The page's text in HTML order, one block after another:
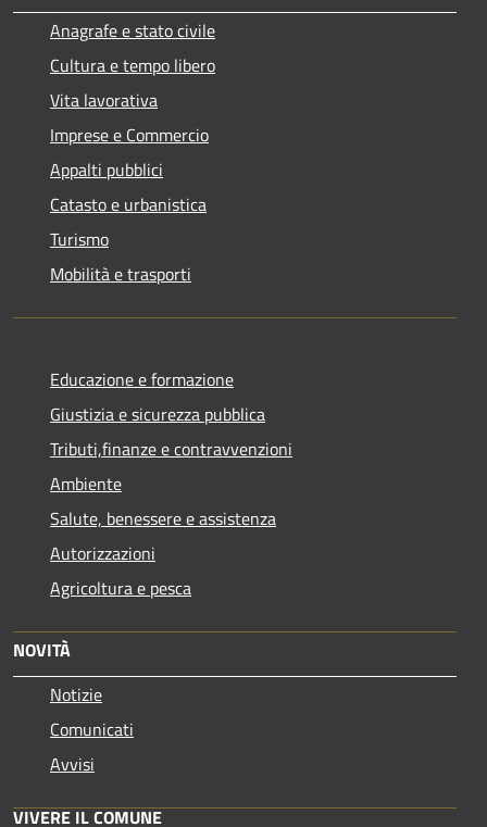
Anagrafe e stato civile
Cultura e tempo libero
Vita lavorativa
Imprese e Commercio
Appalti pubblici
Catasto e urbanistica
Turismo
Mobilità e trasporti
Educazione e formazione
Giustizia e sicurezza pubblica
Tributi,finanze e contravvenzioni
Ambiente
Salute, benessere e assistenza
Autorizzazioni
Agricoltura e pesca
NOVITÀ
Notizie
Comunicati
Avvisi
VIVERE IL COMUNE